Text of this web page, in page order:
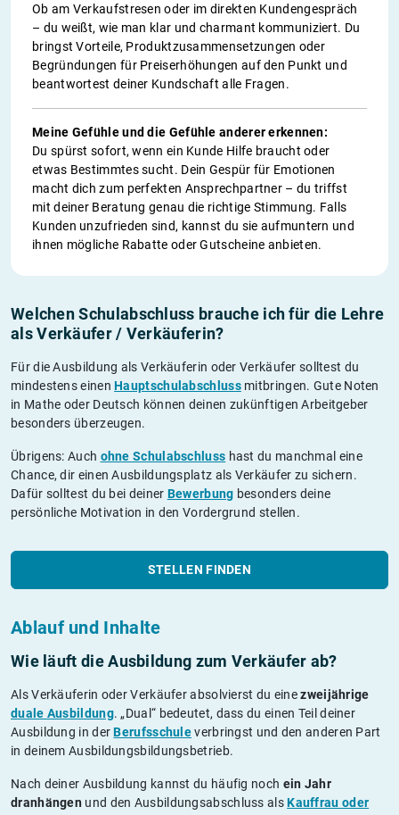
Ob am Verkaufstresen oder im direkten Kundengespräch
– du weißt, wie man klar und charmant kommuniziert. Du
bringst Vorteile, Produktzusammensetzungen oder
Begründungen für Preiserhöhungen auf den Punkt und
beantwortest deiner Kundschaft alle Fragen.
Meine Gefühle und die Gefühle anderer erkennen:
Du spürst sofort, wenn ein Kunde Hilfe braucht oder
etwas Bestimmtes sucht. Dein Gespür für Emotionen
macht dich zum perfekten Ansprechpartner – du triffst
mit deiner Beratung genau die richtige Stimmung. Falls
Kunden unzufrieden sind, kannst du sie aufmuntern und
ihnen mögliche Rabatte oder Gutscheine anbieten.
Welchen Schulabschluss brauche ich für die Lehre
als Verkäufer / Verkäuferin?
Für die Ausbildung als Verkäuferin oder Verkäufer solltest du
mindestens einenHauptschulabschlussmitbringen. Gute Noten
in Mathe oder Deutsch können deinen zukünftigen Arbeitgeber
besonders überzeugen.
Übrigens: Auch ohne Schulabschluss hast du manchmal eine
Chance, dir einen Ausbildungsplatz als Verkäufer zu sichern.
Dafür solltest du bei deiner Bewerbung besonders deine
persönliche Motivation in den Vordergrund stellen.
STELLEN FINDEN
Ablauf und Inhalte
Wie läuft die Ausbildung zum Verkäufer ab?
Als Verkäuferin oder Verkäufer absolvierst du einezweijährige
duale Ausbildung. „Dual“ bedeutet, dass du einen Teil deiner
Ausbildung in derBerufsschuleverbringst und den anderen Part
in deinem Ausbildungsbildungsbetrieb.
Nach deiner Ausbildung kannst du häufig noch ein Jahr
dranhängen und den Ausbildungsabschluss alsKauffrau oder